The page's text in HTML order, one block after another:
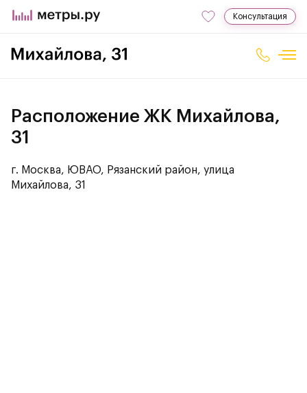
Консультация
Расположение ЖК Михайлова,
31
г. Москва, ЮВАО, Рязанский район, улица
Михайлова, 31